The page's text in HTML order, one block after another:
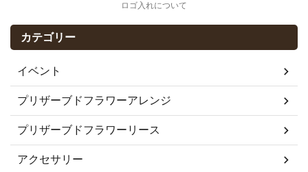
ロゴ入れについて
カテゴリー
イベント
プリザーブドフラワーアレンジ
プリザーブドフラワーリース
アクセサリー